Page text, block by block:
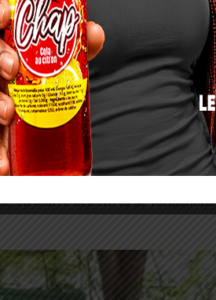
partout, « l’Etat togolais institue, à
d’Etat ou examens
d’enseignement supérieur »,
de garantir la qualité de
la fiabilité et la crédibilité
la mobilité et l’insertion
en œuvre des offres de formations